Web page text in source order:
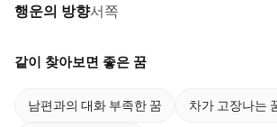
행운의 방향서쪽
같이 찾아보면 좋은 꿈
남편과의 대화 부족한 꿈 차가 고장나는